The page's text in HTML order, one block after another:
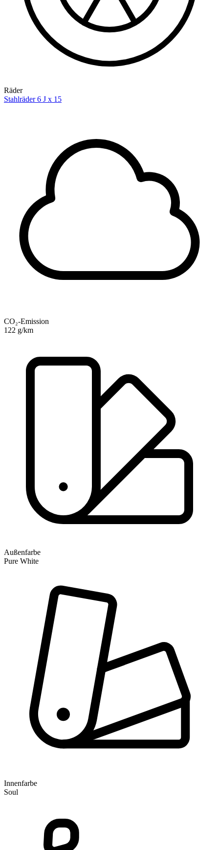
Räder
Stahlräder 6 J x 15
CO₂-Emission
122 g/km
Außenfarbe
Pure White
Innenfarbe
Soul